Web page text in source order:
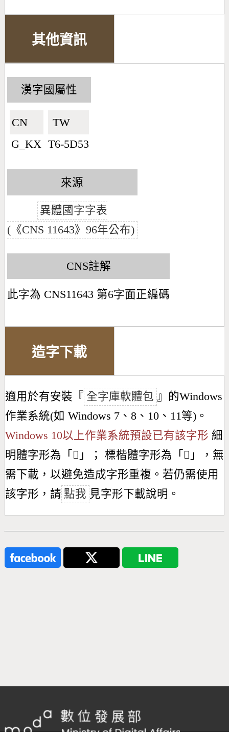
其他資訊
漢字國屬性
CN🇨🇳
G_KX
TW🇹🇼
T6-5D53
來源
異體國字字表
(《CNS 11643》96年公布)
CNS註解
此字為 CNS11643 第6字面正編碼
造字下載
適用於有安裝『 全字庫軟體包 』的Windows
作業系統(如 Windows 7、8、10、11等)。
Windows 10以上作業系統預設已有該字形 細
明體字形為「 𣈧 」； 標楷體字形為「 𣈧 」，無
需下載，以避免造成字形重複。若仍需使用
該字形，請 點我 見字形下載說明。